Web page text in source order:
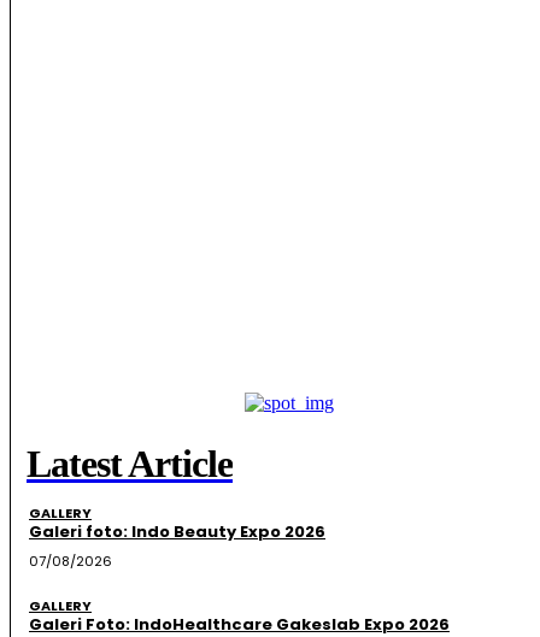
Latest Article
GALLERY
Galeri foto: Indo Beauty Expo 2026
07/08/2026
GALLERY
Galeri Foto: IndoHealthcare Gakeslab Expo 2026